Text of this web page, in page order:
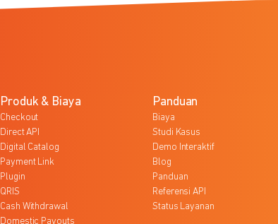
Produk & Biaya
Checkout
Direct API
Digital Catalog
Payment Link
Plugin
QRIS
Cash Withdrawal
Domestic Payouts
Panduan
Biaya
Studi Kasus
Demo Interaktif
Blog
Panduan
Referensi API
Status Layanan